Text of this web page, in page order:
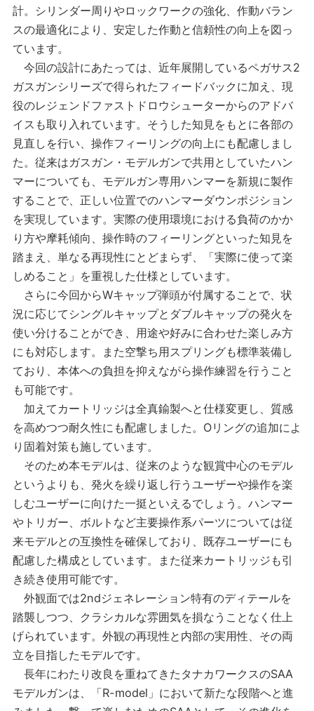
計。シリンダー周りやロックワークの強化、作動バラン
スの最適化により、安定した作動と信頼性の向上を図っ
ています。
今回の設計にあたっては、近年展開しているペガサス2
ガスガンシリーズで得られたフィードバックに加え、現
役のレジェンドファストドロウシューターからのアドバ
イスも取り入れています。そうした知見をもとに各部の
見直しを行い、操作フィーリングの向上にも配慮しまし
た。従来はガスガン・モデルガンで共用としていたハン
マーについても、モデルガン専用ハンマーを新規に製作
することで、正しい位置でのハンマーダウンポジション
を実現しています。実際の使用環境における負荷のかか
り方や摩耗傾向、操作時のフィーリングといった知見を
踏まえ、単なる再現性にとどまらず、「実際に使って楽
しめること」を重視した仕様としています。
さらに今回からWキャップ弾頭が付属することで、状
況に応じてシングルキャップとダブルキャップの発火を
使い分けることができ、用途や好みに合わせた楽しみ方
にも対応します。また空撃ち用スプリングも標準装備し
ており、本体への負担を抑えながら操作練習を行うこと
も可能です。
加えてカートリッジは全真鍮製へと仕様変更し、質感
を高めつつ耐久性にも配慮しました。Oリングの追加によ
り固着対策も施しています。
そのため本モデルは、従来のような観賞中心のモデル
というよりも、発火を繰り返し行うユーザーや操作を楽
しむユーザーに向けた一挺といえるでしょう。ハンマー
やトリガー、ボルトなど主要操作系パーツについては従
来モデルとの互換性を確保しており、既存ユーザーにも
配慮した構成としています。また従来カートリッジも引
き続き使用可能です。
外観面では2ndジェネレーション特有のディテールを
踏襲しつつ、クラシカルな雰囲気を損なうことなく仕上
げられています。外観の再現性と内部の実用性、その両
立を目指したモデルです。
長年にわたり改良を重ねてきたタナカワークスのSAA
モデルガンは、「R-model」において新たな段階へと進